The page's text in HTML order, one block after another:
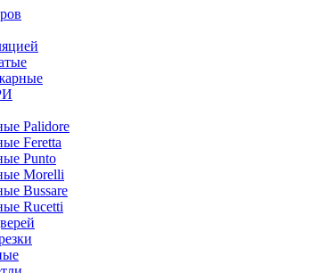
Palidore
Feretta
Punto
Morelli
Bussare
Rucetti